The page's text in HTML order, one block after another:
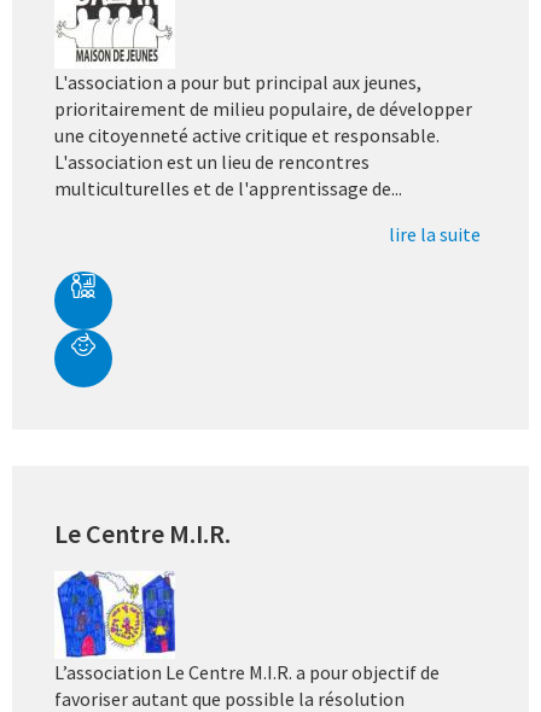
L'association a pour but principal aux jeunes,
prioritairement de milieu populaire, de développer
une citoyenneté active critique et responsable.
L'association est un lieu de rencontres
multiculturelles et de l'apprentissage de...
lire la suite
Le Centre M.I.R.
L’association Le Centre M.I.R. a pour objectif de
favoriser autant que possible la résolution